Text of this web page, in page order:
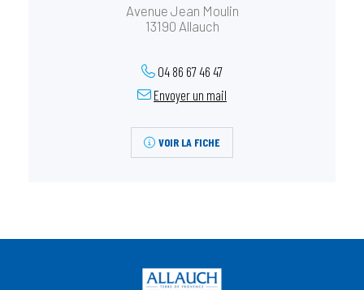
Avenue Jean Moulin
13190 Allauch
04 86 67 46 47
Envoyer un mail
VOIR LA FICHE